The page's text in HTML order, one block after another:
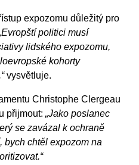
expozomu důležitý pro
politici musí
lidského expozomu,
kohorty
vysvětluje.
Christophe Clergeau
přijmout: „Jako poslanec
se zavázal k ochraně
bych chtěl expozom na